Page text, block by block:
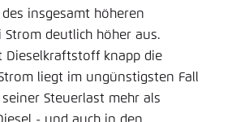
insgesamt höheren
Strom deutlich höher aus.
Dieselkraftstoff knapp die
liegt im ungünstigsten Fall
Steuerlast mehr als